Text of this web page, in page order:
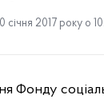
січня 2017 року о